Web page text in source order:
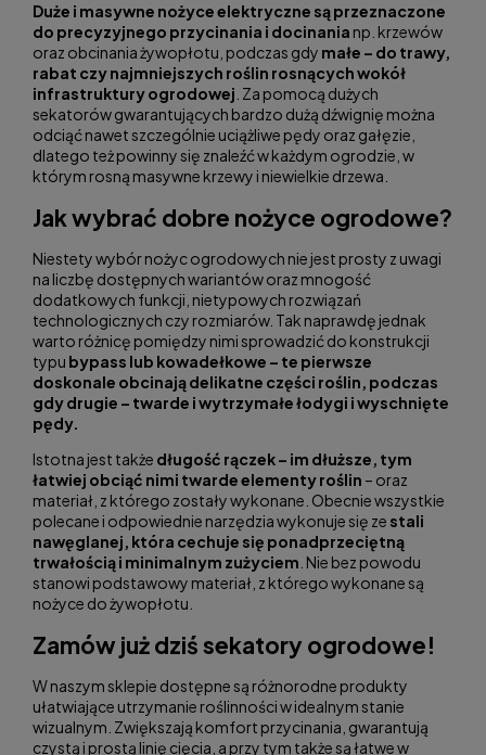
Duże i masywne nożyce elektryczne są przeznaczone
do precyzyjnego przycinania i docinania np. krzewów
oraz obcinania żywopłotu, podczas gdy małe – do trawy,
rabat czy najmniejszych roślin rosnących wokół
infrastruktury ogrodowej . Za pomocą dużych
sekatorów gwarantujących bardzo dużą dźwignię można
odciąć nawet szczególnie uciążliwe pędy oraz gałęzie,
dlatego też powinny się znaleźć w każdym ogrodzie, w
którym rosną masywne krzewy i niewielkie drzewa.
Jak wybrać dobre nożyce ogrodowe?
Niestety wybór nożyc ogrodowych nie jest prosty z uwagi
na liczbę dostępnych wariantów oraz mnogość
dodatkowych funkcji, nietypowych rozwiązań
technologicznych czy rozmiarów. Tak naprawdę jednak
warto różnicę pomiędzy nimi sprowadzić do konstrukcji
typu bypass lub kowadełkowe – te pierwsze
doskonale obcinają delikatne części roślin, podczas
gdy drugie – twarde i wytrzymałe łodygi i wyschnięte
pędy.
Istotna jest także długość rączek – im dłuższe, tym
łatwiej obciąć nimi twarde elementy roślin – oraz
materiał, z którego zostały wykonane. Obecnie wszystkie
polecane i odpowiednie narzędzia wykonuje się ze stali
nawęglanej, która cechuje się ponadprzeciętną
trwałością i minimalnym zużyciem . Nie bez powodu
stanowi podstawowy materiał, z którego wykonane są
nożyce do żywopłotu.
Zamów już dziś sekatory ogrodowe!
W naszym sklepie dostępne są różnorodne produkty
ułatwiające utrzymanie roślinności w idealnym stanie
wizualnym. Zwiększają komfort przycinania, gwarantują
czystą i prostą linię cięcia, a przy tym także są łatwe w